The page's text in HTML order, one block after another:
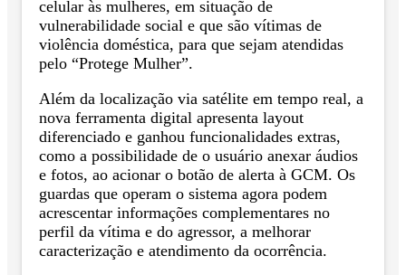
celular às mulheres, em situação de
vulnerabilidade social e que são vítimas de
violência doméstica, para que sejam atendidas
pelo “Protege Mulher”.
Além da localização via satélite em tempo real, a
nova ferramenta digital apresenta layout
diferenciado e ganhou funcionalidades extras,
como a possibilidade de o usuário anexar áudios
e fotos, ao acionar o botão de alerta à GCM. Os
guardas que operam o sistema agora podem
acrescentar informações complementares no
perfil da vítima e do agressor, a melhorar
caracterização e atendimento da ocorrência.